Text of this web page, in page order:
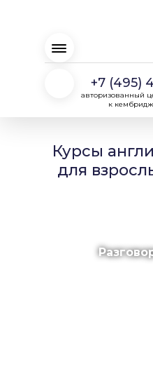
+7 (495)
авторизованный
к
Курсы
для